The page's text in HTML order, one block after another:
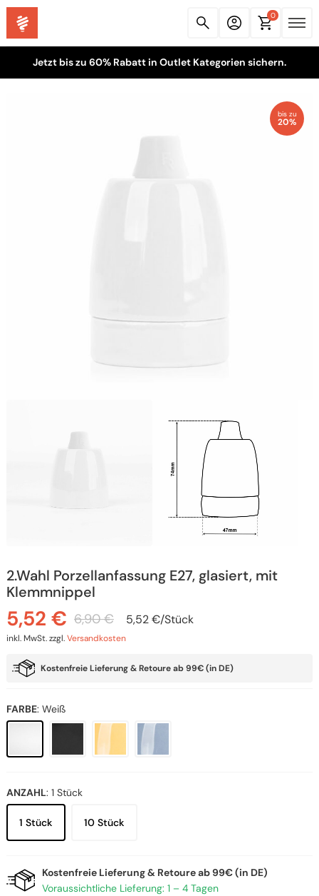
0
Jetzt bis zu 60% Rabatt in Outlet Kategorien sichern.
bis zu
20%
2.Wahl Porzellanfassung E27, glasiert, mit
Klemmnippel
6,90€
Ursprünglicher
Preis
war:
5,52 €
Aktueller
Preis
ist:
5,52€/Stück
inkl. MwSt.zzgl.Versandkosten
Kostenfreie Lieferung & Retoure ab 99€ (in DE)
FARBE: Weiß
ANZAHL: 1 Stück
1 Stück 10 Stück
Kostenfreie Lieferung & Retoure ab 99€ (in DE)
Voraussichtliche Lieferung: 1 – 4 Tagen